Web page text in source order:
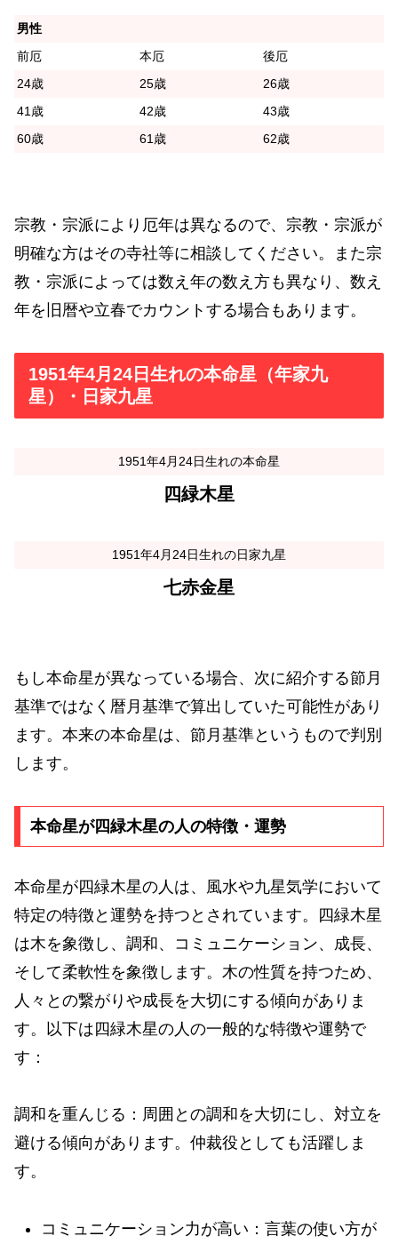
男性
前厄
本厄
後厄
24歳
25歳
26歳
41歳
42歳
43歳
60歳
61歳 62歳
宗教・宗派により厄年は異なるので、宗教・宗派が
明確な方はその寺社等に相談してください。また宗
教・宗派によっては数え年の数え方も異なり、数え
年を旧暦や立春でカウントする場合もあります。
1951年4月24日生れの本命星（年家九
星）・日家九星
1951年4月24日生れの本命星
四緑木星
1951年4月24日生れの日家九星
七赤金星
もし本命星が異なっている場合、次に紹介する節月
基準ではなく暦月基準で算出していた可能性があり
ます。本来の本命星は、節月基準というもので判別
します。
本命星が四緑木星の人の特徴・運勢
本命星が四緑木星の人は、風水や九星気学において
特定の特徴と運勢を持つとされています。四緑木星
は木を象徴し、調和、コミュニケーション、成長、
そして柔軟性を象徴します。木の性質を持つため、
人々との繋がりや成長を大切にする傾向がありま
す。以下は四緑木星の人の一般的な特徴や運勢で
す：
調和を重んじる：周囲との調和を大切にし、対立を
避ける傾向があります。仲裁役としても活躍しま
す。
コミュニケーション力が高い：言葉の使い方が